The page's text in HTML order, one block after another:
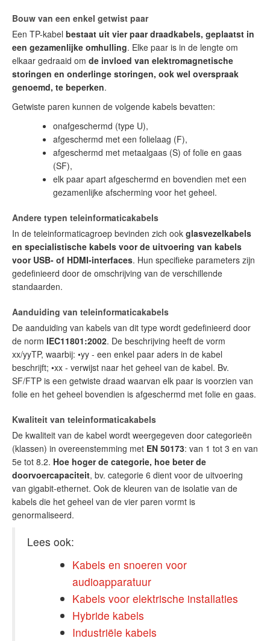
Bouw van een enkel getwist paar
Een TP-kabel bestaat uit vier paar draadkabels, geplaatst in
een gezamenlijke omhulling. Elke paar is in de lengte om
elkaar gedraaid om de invloed van elektromagnetische
storingen en onderlinge storingen, ook wel overspraak
genoemd, te beperken.
Getwiste paren kunnen de volgende kabels bevatten:
onafgeschermd (type U),
afgeschermd met een folielaag (F),
afgeschermd met metaalgaas (S) of folie en gaas
(SF),
elk paar apart afgeschermd en bovendien met een
gezamenlijke afscherming voor het geheel.
Andere typen teleinformaticakabels
In de teleinformaticagroep bevinden zich ook glasvezelkabels
en specialistische kabels voor de uitvoering van kabels
voor USB- of HDMI-interfaces. Hun specifieke parameters zijn
gedefinieerd door de omschrijving van de verschillende
standaarden.
Aanduiding van teleinformaticakabels
De aanduiding van kabels van dit type wordt gedefinieerd door
de norm IEC11801:2002. De beschrijving heeft de vorm
xx/yyTP, waarbij: •yy - een enkel paar aders in de kabel
beschrijft; •xx - verwijst naar het geheel van de kabel. Bv.
SF/FTP is een getwiste draad waarvan elk paar is voorzien van
folie en het geheel bovendien is afgeschermd met folie en gaas.
Kwaliteit van teleinformaticakabels
De kwaliteit van de kabel wordt weergegeven door categorieën
(klassen) in overeenstemming met EN 50173: van 1 tot 3 en van
5e tot 8.2. Hoe hoger de categorie, hoe beter de
doorvoercapaciteit, bv. categorie 6 dient voor de uitvoering
van gigabit-ethernet. Ook de kleuren van de isolatie van de
kabels die het geheel van de vier paren vormt is
genormaliseerd.
Lees ook:
Kabels en snoeren voor
audioapparatuur
Kabels voor elektrische installaties
Hybride kabels
Industriële kabels